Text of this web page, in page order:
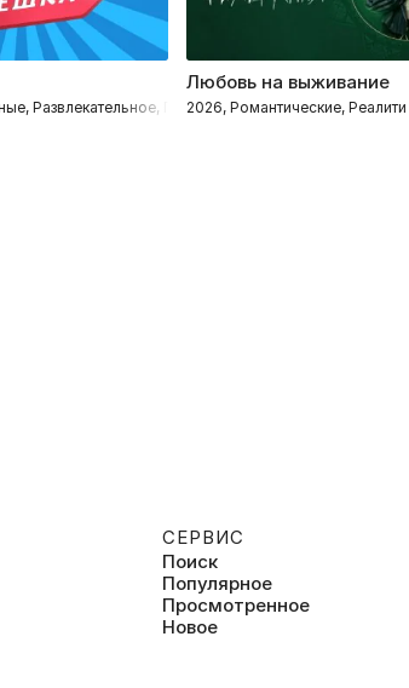
Развлекательное, Путешествия
Любовь на выживание
2026, Романтические, Реалити
СЕРВИС
Поиск
Популярное
Просмотренное
Новое